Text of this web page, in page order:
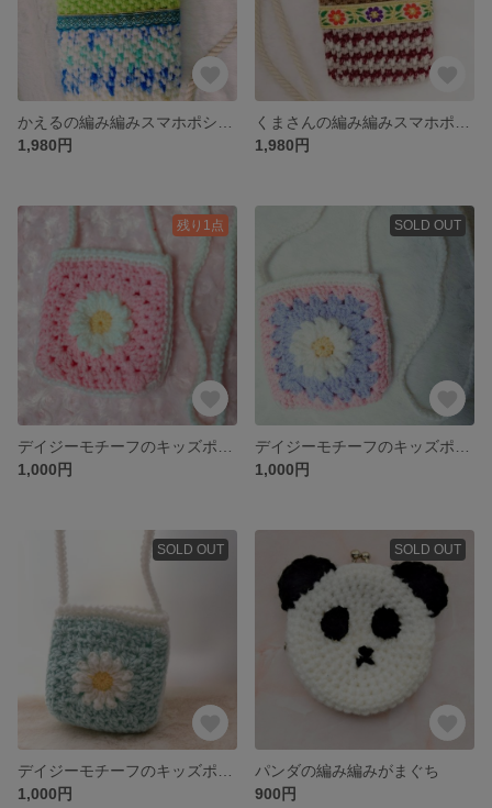
1,980円
1,980円
残り1点
1,000円
SOLD OUT
1,000円
SOLD OUT
1,000円
SOLD OUT
パンダの編み編みがまぐち
900円